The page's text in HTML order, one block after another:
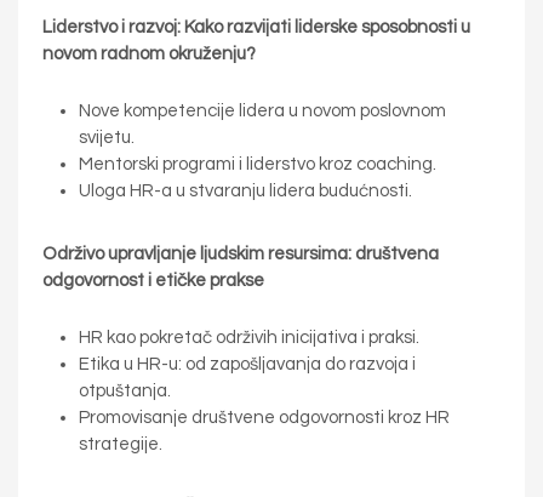
Liderstvoi razvoj: Kako razvijati liderske sposobnosti u
novom radnom okruženju?
Nove kompetencije lidera u novom poslovnom
svijetu.
Mentorski programi i liderstvo kroz coaching.
Uloga HR-a u stvaranju lidera budućnosti.
Održivoupravljanje ljudskim resursima: društvena
odgovornost i etičke prakse
HR kao pokretač održivih inicijativa i praksi.
Etika u HR-u: od zapošljavanja do razvoja i
otpuštanja.
Promovisanje društvene odgovornosti kroz HR
strategije.